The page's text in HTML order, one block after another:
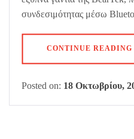
συνδεσιμότητας μέσω
CONTINUE READING
Posted on: 18 Οκτωβρίου,